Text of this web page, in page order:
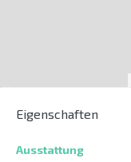
Eigenschaften
Ausstattung